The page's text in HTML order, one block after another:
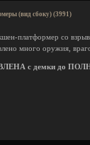
(вид сбоку) (3991)
платформер со
много оружия,
с демки до